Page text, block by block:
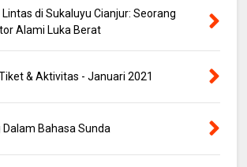
di Sukaluyu Cianjur: Seorang
Alami Luka Berat
& Aktivitas - Januari 2021
Bahasa Sunda